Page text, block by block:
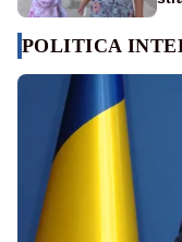
POLITICA